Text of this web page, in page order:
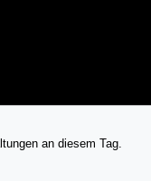
an diesem Tag.